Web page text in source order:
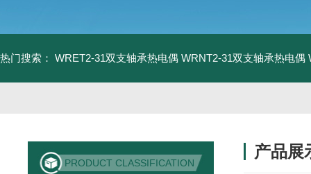
热门搜索： WRET2-31双支轴承热电偶 WRNT2-31双支轴承热电偶
PRODUCT CLASSIFICATION
产品展